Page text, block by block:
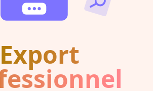
Export